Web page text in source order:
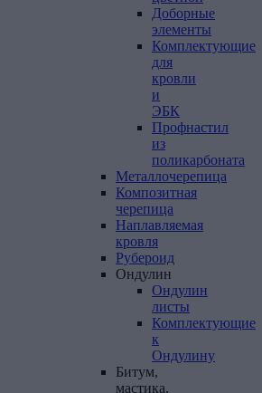
Доборные
элементы
Комплектующие
для
кровли
и
ЭБК
Профнастил
из
поликарбоната
Металлочерепица
Композитная
черепица
Наплавляемая
кровля
Рубероид
Ондулин
Ондулин
листы
Комплектующие
к
Ондулину
Битум,
мастика,